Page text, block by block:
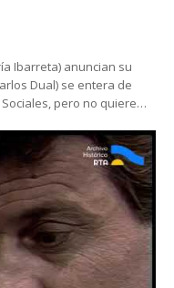
Ibarreta) anuncian su
Dual) se entera de
pero no quiere…